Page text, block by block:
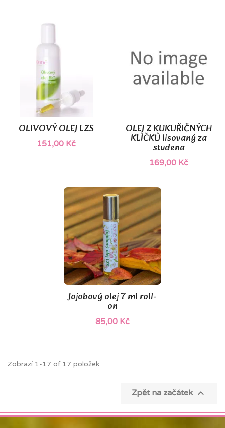
OLIVOVÝ OLEJ LZS
151,00 Kč
OLEJ Z KUKUŘIČNÝCH
KLÍČKŮ lisovaný za
studena
169,00 Kč
Jojobový olej 7 ml roll-
on
85,00 Kč
Zobrazí 1-17 of 17 položek
Zpět na začátek 